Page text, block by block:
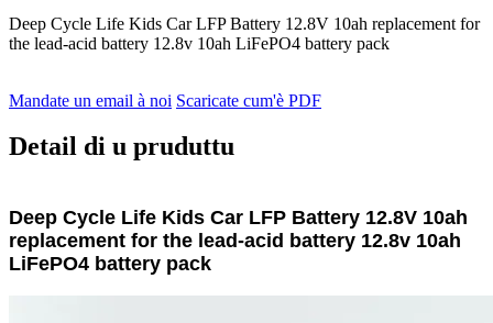
Deep Cycle Life Kids Car LFP Battery 12.8V 10ah replacement for
the lead-acid battery 12.8v 10ah LiFePO4 battery pack
Mandate un email à noi Scaricate cum'è PDF
Detail di u pruduttu
Deep Cycle Life Kids Car LFP Battery 12.8V 10ah
replacement for the lead-acid battery 12.8v 10ah
LiFePO4 battery pack